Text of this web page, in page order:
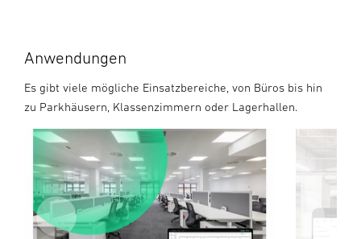
Anwendungen
Es gibt viele mögliche Einsatzbereiche, von Büros bis hin
zu Parkhäusern, Klassenzimmern oder Lagerhallen.